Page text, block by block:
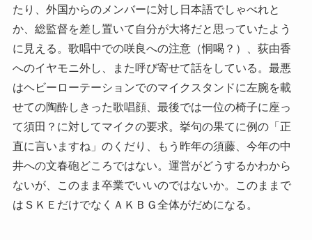
たり、外国からのメンバーに対し日本語でしゃべれと
か、総監督を差し置いて自分が大将だと思っていたよう
に見える。歌唱中での咲良への注意（恫喝？）、荻由香
へのイヤモニ外し、また呼び寄せて話をしている。最悪
はヘビーローテーションでのマイクスタンドに左腕を載
せての陶酔しきった歌唱顔、最後では一位の椅子に座っ
て須田？に対してマイクの要求。挙句の果てに例の「正
直に言いますね」のくだり、もう昨年の須藤、今年の中
井への文春砲どころではない。運営がどうするかわから
ないが、このまま卒業でいいのではないか。このままで
はＳＫＥだけでなくＡＫＢＧ全体がだめになる。